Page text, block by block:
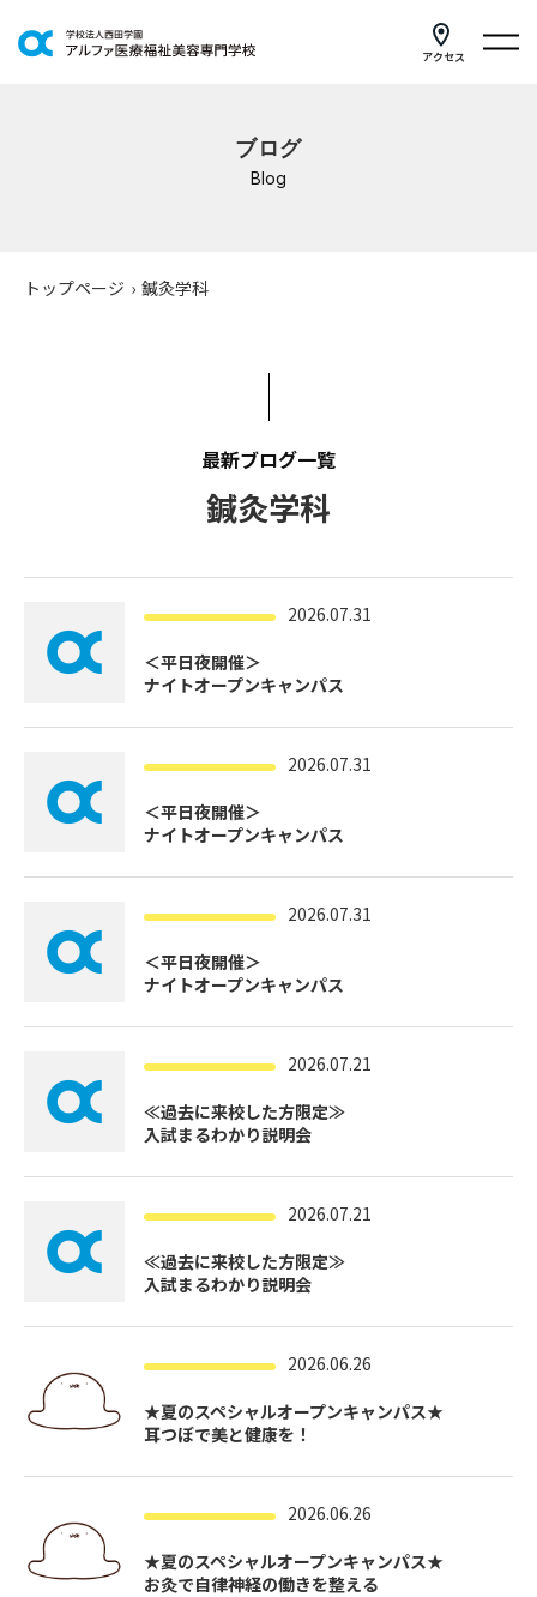
アクセス
在校生の皆さまへ
卒業生の皆さまへ
新着情報
コラム
資料請求
インターネット出願
その他
個人情報の取り扱いについて
1号館総合受付：〒194-0022 東京都町田市森野1-7-8
ブログ
Blog
トップページ › 鍼灸学科
最新ブログ一覧
鍼灸学科
2026.07.31
＜平日夜開催＞
ナイトオープンキャンパス
2026.07.31
＜平日夜開催＞
ナイトオープンキャンパス
2026.07.31
＜平日夜開催＞
ナイトオープンキャンパス
2026.07.21
≪過去に来校した方限定≫
入試まるわかり説明会
2026.07.21
≪過去に来校した方限定≫
入試まるわかり説明会
2026.06.26
★夏のスペシャルオープンキャンパス★
耳つぼで美と健康を！
2026.06.26
★夏のスペシャルオープンキャンパス★
お灸で自律神経の働きを整える